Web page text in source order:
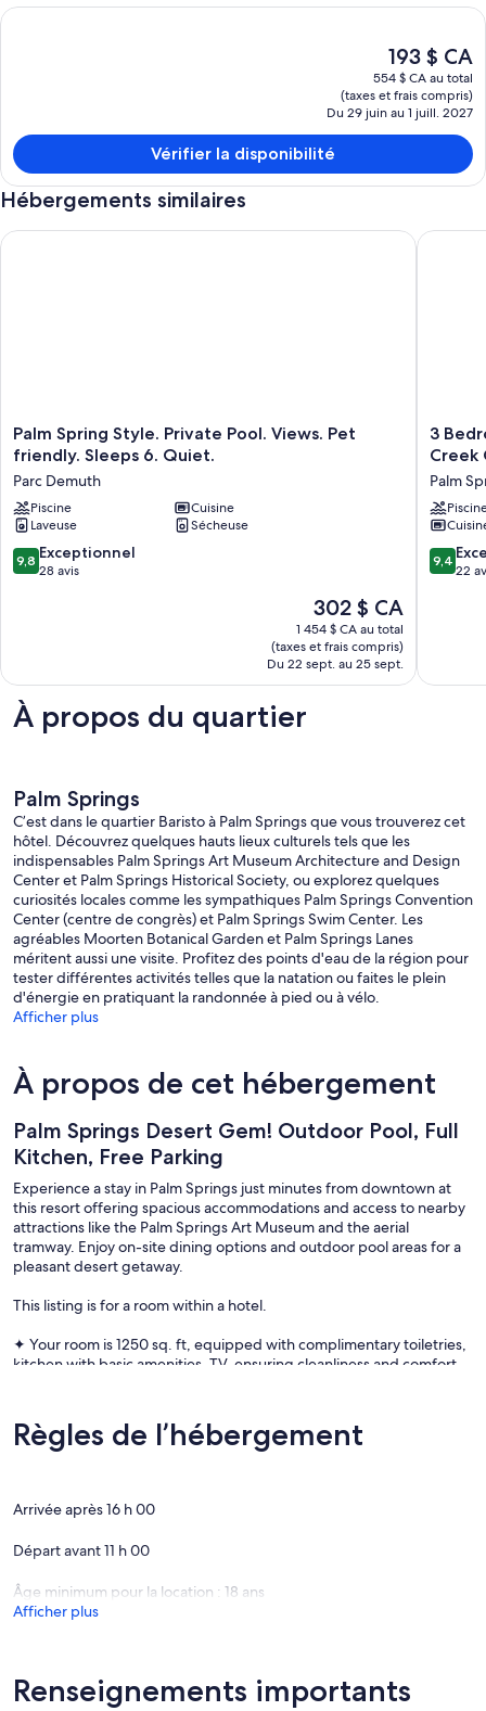
Le
prix
actuel
est
de 193 $ CA
193 $ CA
554 $ CA au total
(taxes et frais compris)
Du 29 juin au 1 juill. 2027
Vérifier la disponibilité
Hébergements similaires
Palm
Spring
Private
Pool.
Views.
Pet
friendly.
Palm Spring Style. Private Pool. Views. Pet
friendly. Sleeps 6. Quiet.
Parc Demuth
Piscine
Cuisine
Laveuse
Sécheuse
9.8
sur
9,8 Exceptionnel
28 avis
Le
prix
est
de
302 $ CA
302 $ CA
1 454 $ CA au total
(taxes et frais compris)
Du 22 sept. au 25 sept.
Palm Spring Style. Private Pool. Views. Pet friendly. Sleeps 6.
3
w/
Pool
Walk
to
Tahquitz
3
Creek
Palm
9.4
sur
9,4
22
3
À propos du quartier
Palm Springs
C’est dans le quartier Baristo à Palm Springs que vous trouverez cet
hôtel. Découvrez quelques hauts lieux culturels tels que les
indispensables Palm Springs Art Museum Architecture and Design
Center et Palm Springs Historical Society, ou explorez quelques
curiosités locales comme les sympathiques Palm Springs Convention
Center (centre de congrès) et Palm Springs Swim Center. Les
agréables Moorten Botanical Garden et Palm Springs Lanes
méritent aussi une visite. Profitez des points d'eau de la région pour
tester différentes activités telles que la natation ou faites le plein
d'énergie en pratiquant la randonnée à pied ou à vélo.
Afficher plus
À propos de cet hébergement
Palm Springs Desert Gem! Outdoor Pool, Full
Kitchen, Free Parking
Experience a stay in Palm Springs just minutes from downtown at
this resort offering spacious accommodations and access to nearby
attractions like the Palm Springs Art Museum and the aerial
tramway. Enjoy on-site dining options and outdoor pool areas for a
pleasant desert getaway.
This listing is for a room within a hotel.
✦ Your room is 1250 sq. ft, equipped with complimentary toiletries,
kitchen with basic amenities, TV, ensuring cleanliness and comfort
✦ Cleaning services availability and frequency vary by stay
✦ The minimum age required for check-in is 18 years old.
for entry.
———————————————
according to the following schedule:
Règles de l’hébergement
Arrivée après 16 h 00
Départ avant 11 h 00
Âge minimum pour la location : 18 ans
Afficher plus
Renseignements importants